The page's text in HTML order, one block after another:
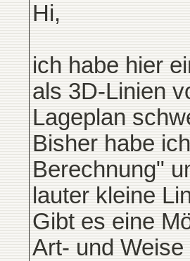
Hi,
ich habe hier
als 3D-Linien
Lageplan
Bisher habe
Berechnung"
lauter kleine
Gibt es eine
Art- und